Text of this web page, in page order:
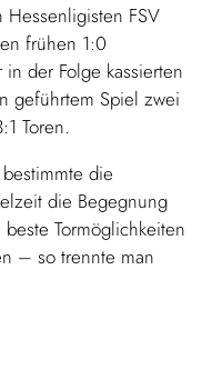
Hessenligisten FSV
frühen 1:0
der Folge kassierten
geführtem Spiel zwei
Toren.
die
die Begegnung
Tormöglichkeiten
– so trennte man